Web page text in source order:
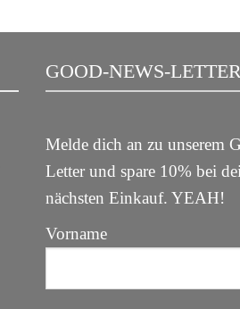
GOOD-NEWS-LETTER
Melde dich an zu unserem
Letter und spare 10% bei
nächsten Einkauf. YEAH!
Vorname